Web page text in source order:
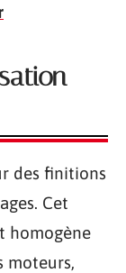
des finitions
Cet
homogène
moteurs,